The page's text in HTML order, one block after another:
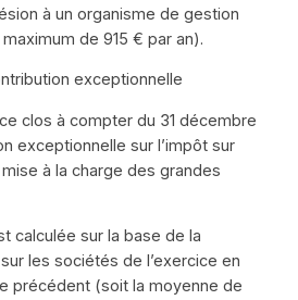
à un organisme de gestion
de 915 € par an).
exceptionnelle
clos à compter du 31 décembre
exceptionnelle sur l’impôt sur
à la charge des grandes
calculée sur la base de la
les sociétés de l’exercice en
précédent (soit la moyenne de